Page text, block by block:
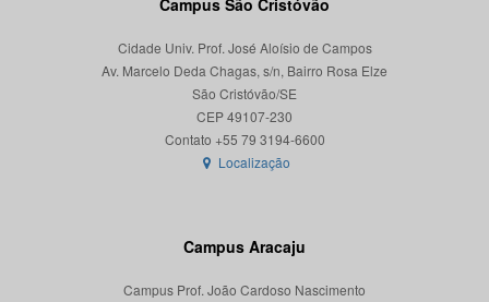
Campus São Cristóvão
Cidade Univ. Prof. José Aloísio de Campos
Av. Marcelo Deda Chagas, s/n, Bairro Rosa Elze
São Cristóvão/SE
CEP 49107-230
Localização
Campus Aracaju
Campus Prof. João Cardoso Nascimento